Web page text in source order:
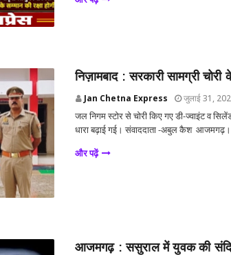
निज़ामबाद : सरकारी सामग्री
Jan Chetna Express जुलाई 31,
जल निगम स्टोर से चोरी किए गए डी-ज्वाइंट व
धारा बढ़ाई गई। संवाददाता -अबुल कैश आजमगढ़।
और पढ़ें
आजमगढ़ : ससुराल में युवक की